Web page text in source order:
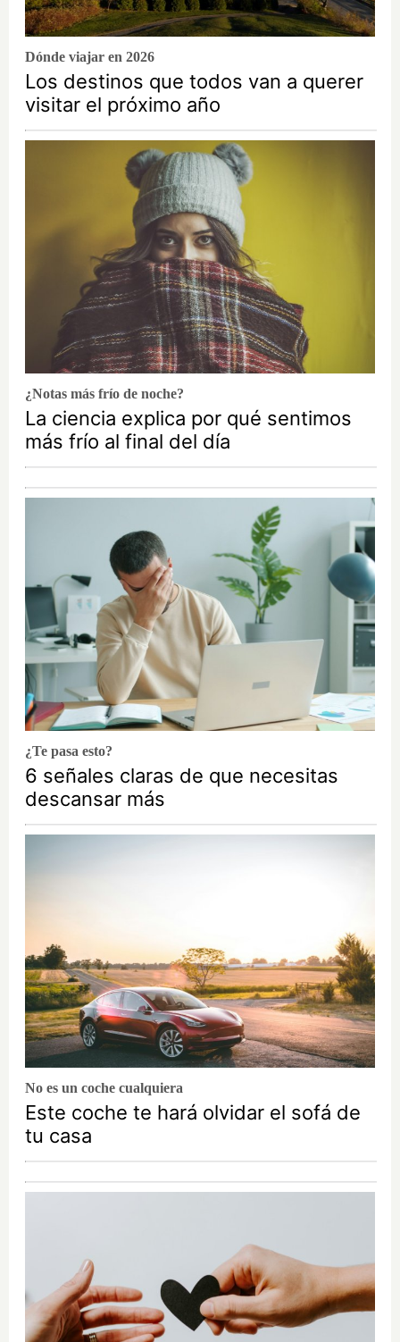
Dónde viajar en 2026
Los destinos que todos van a querer
visitar el próximo año
¿Notas más frío de noche?
La ciencia explica por qué sentimos
más frío al final del día
¿Te pasa esto?
6 señales claras de que necesitas
descansar más
No es un coche cualquiera
Este coche te hará olvidar el sofá de
tu casa